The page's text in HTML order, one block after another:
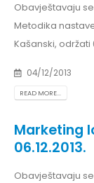
Obavještavaju
Metodika
Kašanski, održati
04/12/2013
READ MORE...
Marketing
06.12.2013.
Obavještavaju